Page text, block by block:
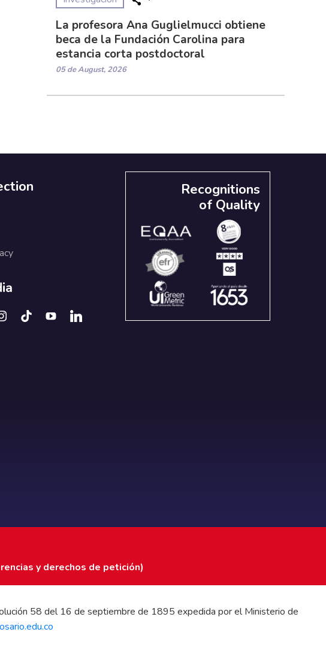
La profesora Ana Guglielmucci obtiene
beca de la Fundación Carolina para
estancia corta postdoctoral
05 de August, 2026
Recognitions
of Quality
y derechos de petición)
58 del 16 de septiembre de 1895 expedida por el Ministerio de